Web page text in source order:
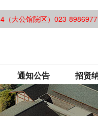
大公馆院区）023-
通知公告 招贤